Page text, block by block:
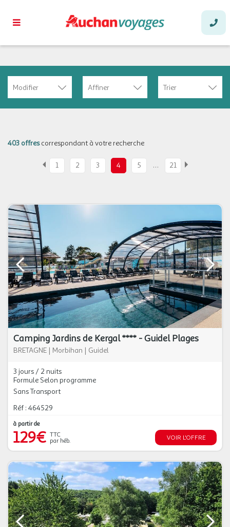
Modifier Affiner Trier
403 offrescorrespondant à votre recherche
1 2 3 4 5 … 21
Camping Jardins de Kergal **** - Guidel Plages
BRETAGNE | Morbihan | Guidel
3 jours / 2 nuits
Formule Selon programme
Sans Transport
Réf : 464529
à partir de
129€ TTC
par héb.
VOIR L'OFFRE